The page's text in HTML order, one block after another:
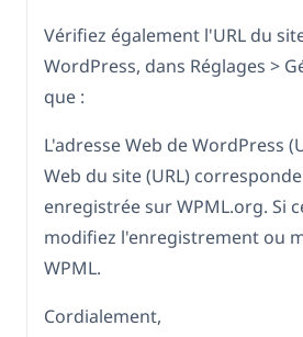
Vérifiez également l'URL du
WordPress, dans Réglages >
que :
L'adresse Web de WordPress
Web du site (URL)
enregistrée sur WPML.org. Si
modifiez l'enregistrement ou
WPML.
Cordialement,